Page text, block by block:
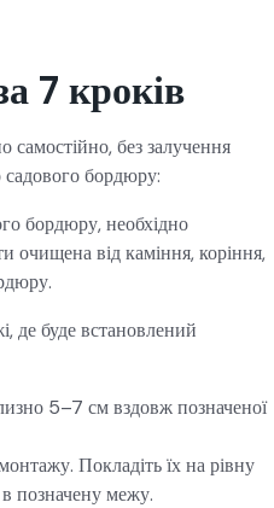
7 кроків
без залучення
бордюру:
бордюру, необхідно
очищена від каміння, коріння,
де буде встановлений
5–7 см вздовж позначеної
Покладіть їх на рівну
позначену межу.